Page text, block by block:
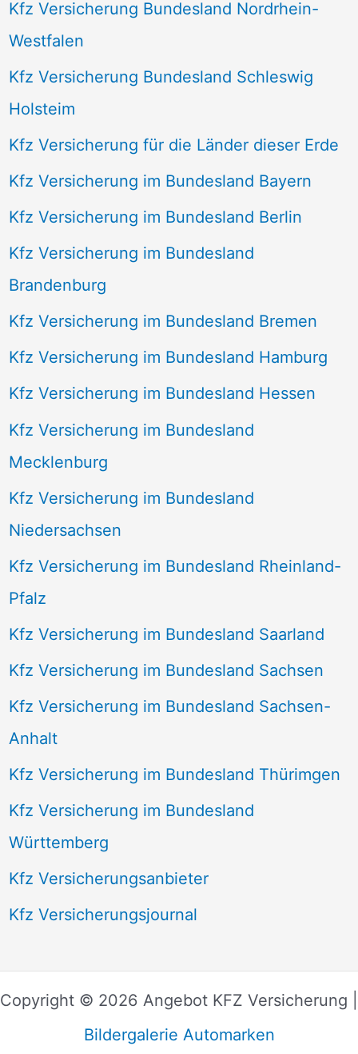
Kfz Versicherung Bundesland Nordrhein-
Westfalen
Kfz Versicherung Bundesland Schleswig
Holsteim
Kfz Versicherung für die Länder dieser Erde
Kfz Versicherung im Bundesland Bayern
Kfz Versicherung im Bundesland Berlin
Kfz Versicherung im Bundesland
Brandenburg
Kfz Versicherung im Bundesland Bremen
Kfz Versicherung im Bundesland Hamburg
Kfz Versicherung im Bundesland Hessen
Kfz Versicherung im Bundesland
Mecklenburg
Kfz Versicherung im Bundesland
Niedersachsen
Kfz Versicherung im Bundesland Rheinland-
Pfalz
Kfz Versicherung im Bundesland Saarland
Kfz Versicherung im Bundesland Sachsen
Kfz Versicherung im Bundesland Sachsen-
Anhalt
Kfz Versicherung im Bundesland Thürimgen
Kfz Versicherung im Bundesland
Württemberg
Kfz Versicherungsanbieter
Kfz Versicherungsjournal
Copyright © 2026 Angebot KFZ Versicherung |
Bildergalerie Automarken